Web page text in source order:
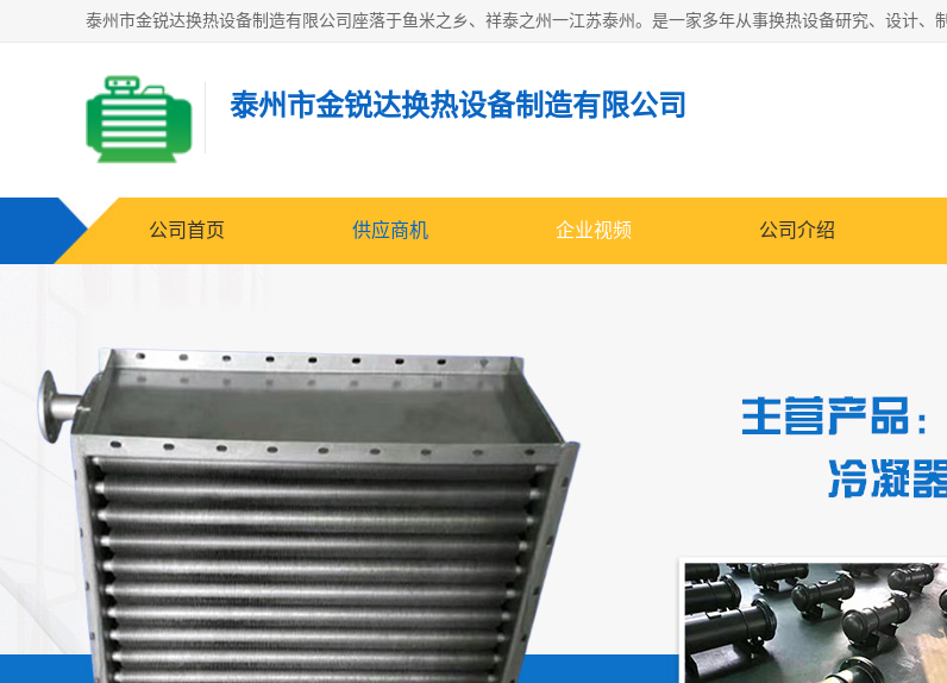
泰州市金锐达换热设备制造有限公司
公司首页 供应商机 企业视频 公司介绍